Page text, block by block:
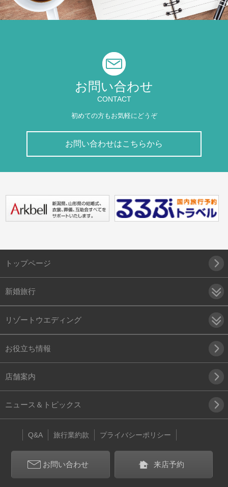
お問い合わせ
CONTACT
初めての方もお気軽にどうぞ
お問い合わせはこちらから
トップページ
新婚旅行
リゾートウエディング
お役立ち情報
店舗案内
ニュース＆トピックス
Q&A 旅行業約款 プライバシーポリシー
お問い合わせ 来店予約